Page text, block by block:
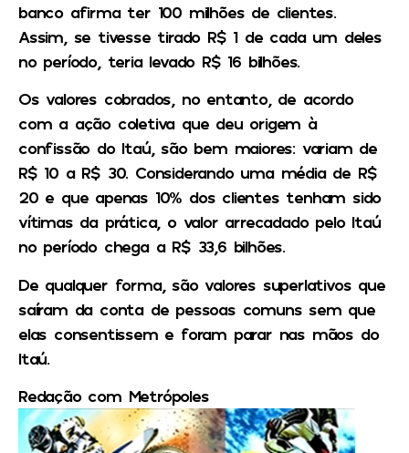
banco afirma ter 100 milhões de clientes.
Assim, se tivesse tirado R$ 1 de cada um deles
no período, teria levado R$ 16 bilhões.
Os valores cobrados, no entanto, de acordo
com a ação coletiva que deu origem à
confissão do Itaú, são bem maiores: variam de
R$ 10 a R$ 30. Considerando uma média de R$
20 e que apenas 10% dos clientes tenham sido
vítimas da prática, o valor arrecadado pelo Itaú
no período chega a R$ 33,6 bilhões.
De qualquer forma, são valores superlativos que
saíram da conta de pessoas comuns sem que
elas consentissem e foram parar nas mãos do
Itaú.
Redação com Metrópoles